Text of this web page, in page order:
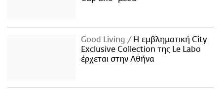
Good Living
Η εμβληματική City
Exclusive Collection της Le Labo
έρχεται στην Αθήνα